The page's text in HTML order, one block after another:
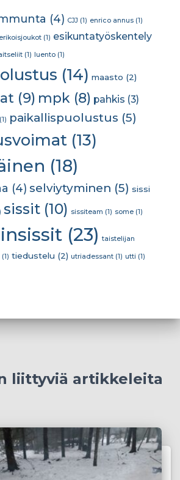
(4) CJJ (1) enrico annus (1)
erikoisjoukot (1) esikuntatyöskentely
(1) luento (1)
(14) maasto (2)
(9) mpk (8) pahkis (3)
(1) paikallispuolustus (5)
(13)
(18)
(4) selviytyminen (5) sissi
sissit (10) sissiteam (1) some (1)
(23) taistelijan
(1) tiedustelu (2) utriadessant (1) utti (1)
liittyviä artikkeleita